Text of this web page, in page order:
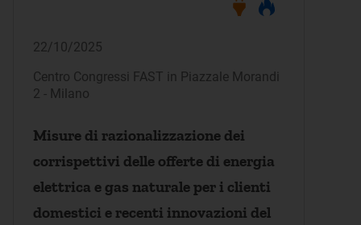
22/10/2025
Centro Congressi FAST in Piazzale Morandi
2 - Milano
Misure di razionalizzazione dei
corrispettivi delle offerte di energia
elettrica e gas naturale per i clienti
domestici e recenti innovazioni del